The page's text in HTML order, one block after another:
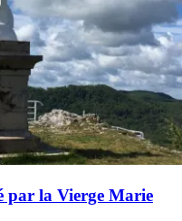
par la Vierge Marie